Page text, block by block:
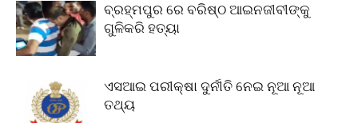
ବ୍ରହ୍ମପୁର ରେ ବରିଷ୍ଠ ଆଇନଜୀବୀଙ୍କୁ
ଗୁଳିକରି ହତ୍ୟା
ଏସଆଇ ପରୀକ୍ଷା ଦୁର୍ନୀତି ନେଇ ନୂଆ ନୂଆ
ତଥ୍ୟ